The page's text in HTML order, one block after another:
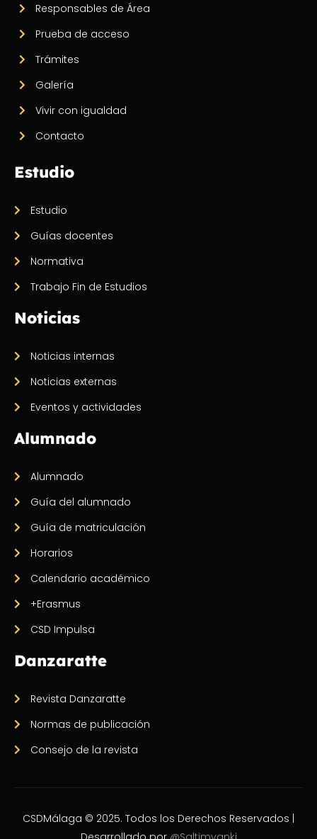
Responsables de Área
Prueba de acceso
Trámites
Galería
Vivir con igualdad
Contacto
Estudio
Estudio
Guías docentes
Normativa
Trabajo Fin de Estudios
Noticias
Noticias internas
Noticias externas
Eventos y actividades
Alumnado
Alumnado
Guía del alumnado
Guía de matriculación
Horarios
Calendario académico
+Erasmus
CSD Impulsa
Danzaratte
Revista Danzaratte
Normas de publicación
Consejo de la revista
CSDMálaga © 2025. Todos los Derechos Reservados |